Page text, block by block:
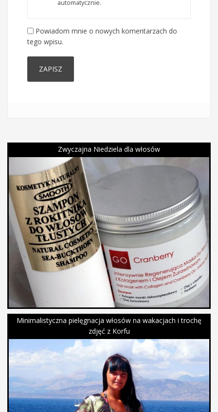
automatycznie.
Powiadom mnie o nowych komentarzach do
tego wpisu.
Zwyczajna Niedziela dla włosów
Minimalistyczna pielęgnacja włosów na wakacjach i trochę
zdjęć z Korfu